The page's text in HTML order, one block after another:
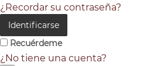
¿Recordar su contraseña?
Identificarse
Recuérdeme
¿No tiene una cuenta?